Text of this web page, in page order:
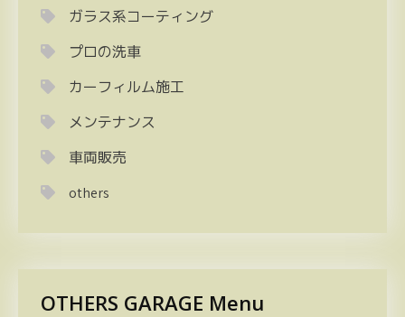
ガラス系コーティング
プロの洗車
カーフィルム施工
メンテナンス
車両販売
others
OTHERS GARAGE Menu